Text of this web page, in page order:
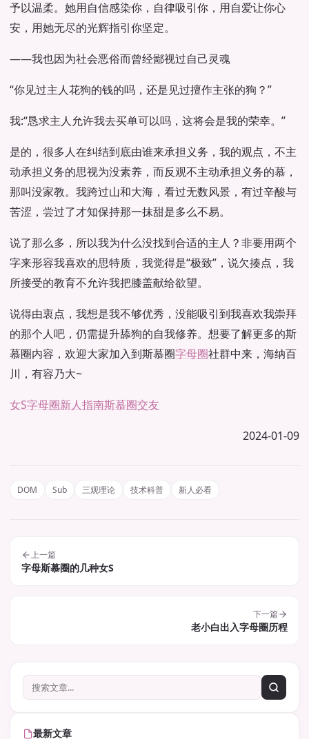
予以温柔。她用自信感染你，自律吸引你，用自爱让你心
安，用她无尽的光辉指引你坚定。
——我也因为社会恶俗而曾经鄙视过自己灵魂
“你见过主人花狗的钱的吗，还是见过擅作主张的狗？”
我:“恳求主人允许我去买单可以吗，这将会是我的荣幸。”
是的，很多人在纠结到底由谁来承担义务，我的观点，不主
动承担义务的思视为没素养，而反观不主动承担义务的慕，
那叫没家教。我跨过山和大海，看过无数风景，有过辛酸与
苦涩，尝过了才知保持那一抹甜是多么不易。
说了那么多，所以我为什么没找到合适的主人？非要用两个
字来形容我喜欢的思特质，我觉得是“极致”，说欠揍点，我
所接受的教育不允许我把膝盖献给欲望。
说得由衷点，我想是我不够优秀，没能吸引到我喜欢我崇拜
的那个人吧，仍需提升舔狗的自我修养。想要了解更多的斯
慕圈内容，欢迎大家加入到斯慕圈字母圈社群中来，海纳百
川，有容乃大~
女S字母圈新人指南斯慕圈交友
2024-01-09
DOM Sub 三观理论 技术科普 新人必看
上一篇
字母斯慕圈的几种女S
下一篇
老小白出入字母圈历程
最新文章